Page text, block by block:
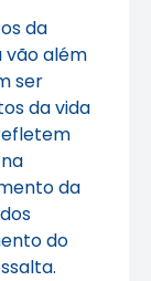
da
vão além
ser
da vida
da
do